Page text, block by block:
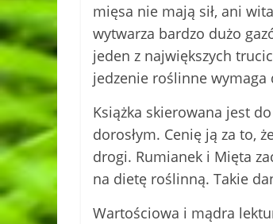
mięsa nie mają sił, ani
wytwarza bardzo dużo
jeden z największych
jedzenie roślinne
Książka skierowana jest
dorosłym. Cenię ją za to,
drogi. Rumianek i Mięta
na dietę roślinną. Takie
Wartościowa i mądra